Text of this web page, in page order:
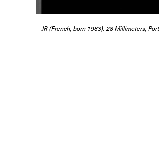
JR (French, born 1983). 28 Millimeters,